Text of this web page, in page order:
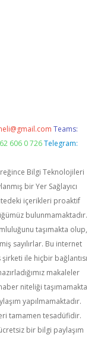
Teams:
606 0 726 Telegram:
Bilgi Teknolojileri
bir Yer Sağlayıcı
içerikleri proaktif
bulunmamaktadır.
taşımakta olup,
sayılırlar. Bu internet
ile hiçbir bağlantısı
makaleler
niteliği taşımamakta
yapılmamaktadır.
tamamen tesadüfidir.
bir bilgi paylaşım